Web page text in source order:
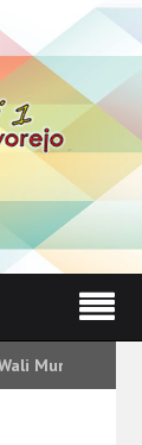
Murid